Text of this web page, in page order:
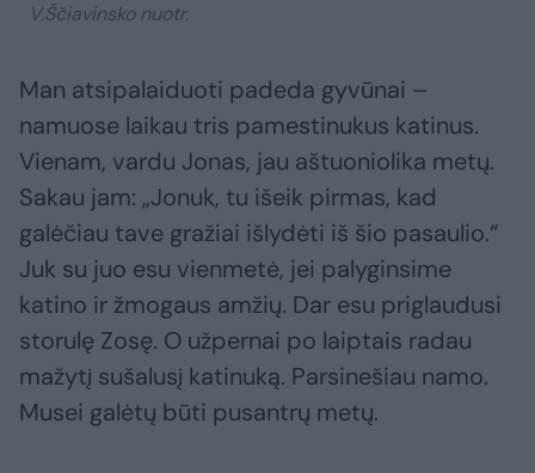
V.Ščiavinsko nuotr.
Man atsipalaiduoti padeda gyvūnai –
namuose laikau tris pamestinukus katinus.
Vienam, vardu Jonas, jau aštuoniolika metų.
Sakau jam: „Jonuk, tu išeik pirmas, kad
galėčiau tave gražiai išlydėti iš šio pasaulio.“
Juk su juo esu vienmetė, jei palyginsime
katino ir žmogaus amžių. Dar esu priglaudusi
storulę Zosę. O užpernai po laiptais radau
mažytį sušalusį katinuką. Parsinešiau namo.
Musei galėtų būti pusantrų metų.